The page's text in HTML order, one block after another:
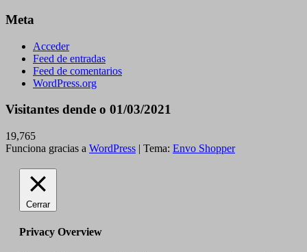
Meta
Acceder
Feed de entradas
Feed de comentarios
WordPress.org
Visitantes dende o 01/03/2021
19,765
Funciona gracias a WordPress | Tema: Envo Shopper
Cerrar
Privacy Overview